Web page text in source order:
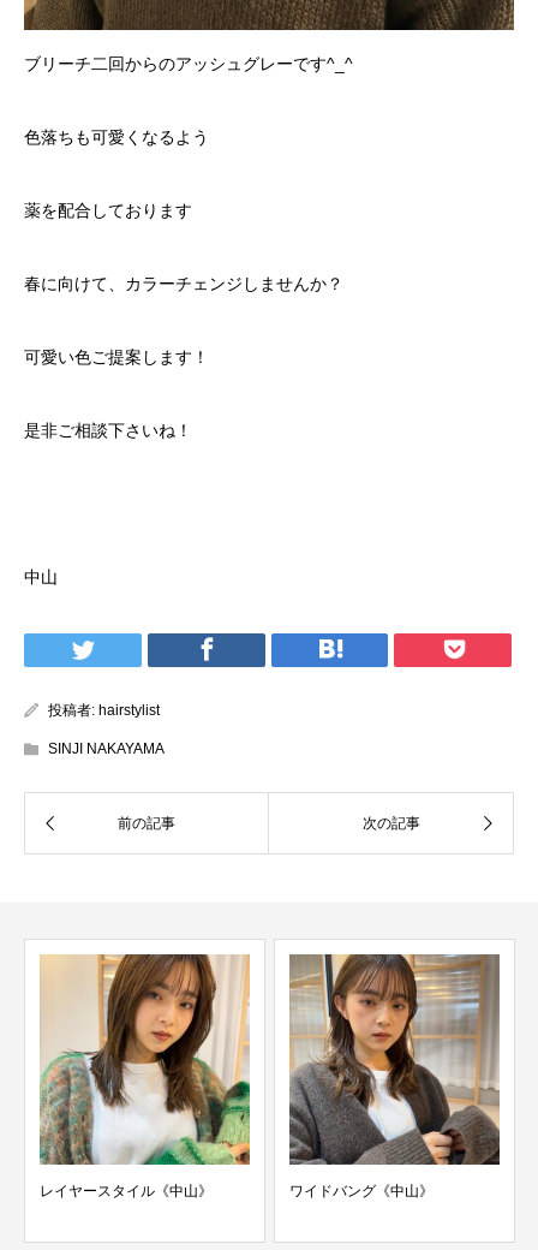
ブリーチ二回からのアッシュグレーです^_^
色落ちも可愛くなるよう
薬を配合しております
春に向けて、カラーチェンジしませんか？
可愛い色ご提案します！
是非ご相談下さいね！
中山
投稿者: hairstylist
SINJI NAKAYAMA
レイヤースタイル《中山》 ワイドバング《中山》